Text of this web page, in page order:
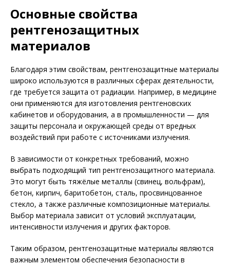
Основные свойства
рентгенозащитных
материалов
Благодаря этим свойствам, рентгенозащитные материалы
широко используются в различных сферах деятельности,
где требуется защита от радиации. Например, в медицине
они применяются для изготовления рентгеновских
кабинетов и оборудования, а в промышленности — для
защиты персонала и окружающей среды от вредных
воздействий при работе с источниками излучения.
В зависимости от конкретных требований, можно
выбрать подходящий тип рентгенозащитного материала.
Это могут быть тяжёлые металлы (свинец, вольфрам),
бетон, кирпич, баритобетон, сталь, просвинцованное
стекло, а также различные композиционные материалы.
Выбор материала зависит от условий эксплуатации,
интенсивности излучения и других факторов.
Таким образом, рентгенозащитные материалы являются
важным элементом обеспечения безопасности в